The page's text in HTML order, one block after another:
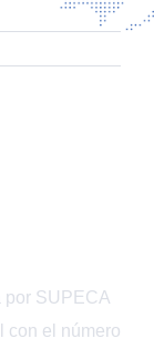
por SUPECA
con el número